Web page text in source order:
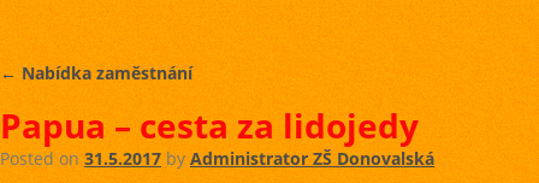
← Nabídka zaměstnání
Papua – cesta za lidojedy
Posted on 31.5.2017 by Administrator ZŠ Donovalská